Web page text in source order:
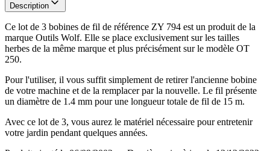
Description
Ce lot de 3 bobines de fil de référence ZY 794 est un produit de la
marque Outils Wolf. Elle se place exclusivement sur les tailles
herbes de la même marque et plus précisément sur le modèle OT
250.
Pour l'utiliser, il vous suffit simplement de retirer l'ancienne bobine
de votre machine et de la remplacer par la nouvelle. Le fil présente
un diamètre de 1.4 mm pour une longueur totale de fil de 15 m.
Avec ce lot de 3, vous aurez le matériel nécessaire pour entretenir
votre jardin pendant quelques années.